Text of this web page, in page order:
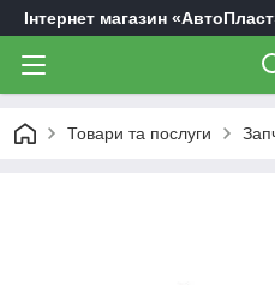
Інтернет магазин
Товари та послуги